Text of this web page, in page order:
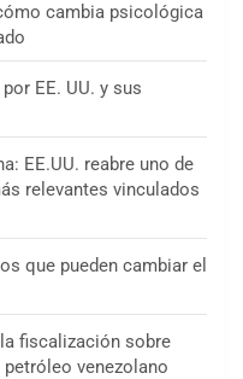
cambia psicológica
EE. UU. y sus
EE.UU. reabre uno de
relevantes vinculados
que pueden cambiar el
fiscalización sobre
venezolano